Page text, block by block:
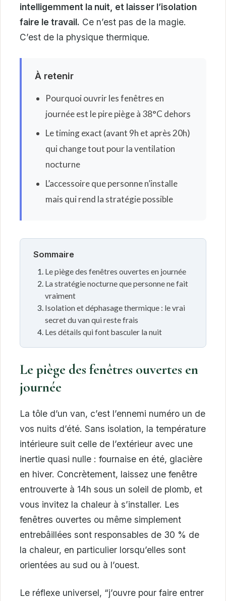
intelligemment la nuit, et laisser l’isolation
faire le travail. Ce n’est pas de la magie.
C’est de la physique thermique.
À retenir
Pourquoi ouvrir les fenêtres en
journée est le pire piège à 38°C dehors
Le timing exact (avant 9h et après 20h)
qui change tout pour la ventilation
nocturne
L’accessoire que personne n’installe
mais qui rend la stratégie possible
Sommaire
Le piège des fenêtres ouvertes en journée
La stratégie nocturne que personne ne fait
vraiment
Isolation et déphasage thermique : le vrai
secret du van qui reste frais
Les détails qui font basculer la nuit
Le piège des fenêtres ouvertes en
journée
La tôle d’un van, c’est l’ennemi numéro un de
vos nuits d’été. Sans isolation, la température
intérieure suit celle de l’extérieur avec une
inertie quasi nulle : fournaise en été, glacière
en hiver. Concrètement, laissez une fenêtre
entrouverte à 14h sous un soleil de plomb, et
vous invitez la chaleur à s’installer. Les
fenêtres ouvertes ou même simplement
entrebâillées sont responsables de 30 % de
la chaleur, en particulier lorsqu’elles sont
orientées au sud ou à l’ouest.
Le réflexe universel, “j’ouvre pour faire entrer